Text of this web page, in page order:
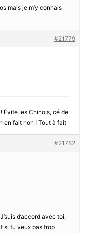
mais je m’y connais
#21779
Évite les Chinois, cé de
en fait non ! Tout à fait
#21782
d’accord avec toi,
si tu veux pas trop